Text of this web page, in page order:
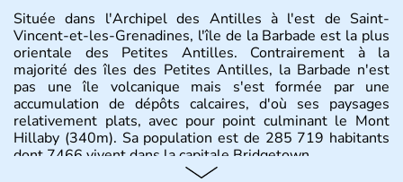
Située dans l'Archipel des Antilles à l'est de Saint-
Vincent-et-les-Grenadines, l'île de la Barbade est la plus
orientale des Petites Antilles. Contrairement à la
majorité des îles des Petites Antilles, la Barbade n'est
pas une île volcanique mais s'est formée par une
accumulation de dépôts calcaires, d'où ses paysages
relativement plats, avec pour point culminant le Mont
Hillaby (340m). Sa population est de 285 719 habitants
dont 7466 vivent dans la capitale Bridgetown.